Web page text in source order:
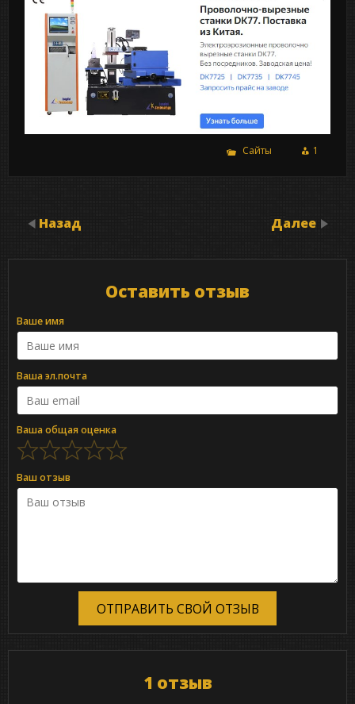
Сайты 1
Назад Далее
Оставить отзыв
Ваше имя
Ваша эл.почта
Ваша общая оценка
Ваш отзыв
ОТПРАВИТЬ СВОЙ ОТЗЫВ
1 отзыв